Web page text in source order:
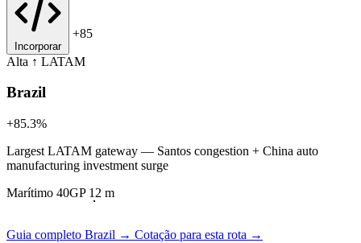
Incorporar
+85
Alta ↑ LATAM
Brazil
+85.3%
Largest LATAM gateway — Santos congestion + China auto
manufacturing investment surge
Marítimo 40GP 12 m
Guia completo Brazil → Cotação para esta rota →